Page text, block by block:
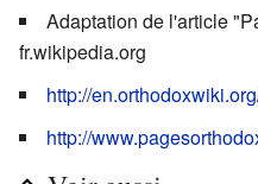
Adaptation de l'article
fr.wikipedia.org
http://
http://